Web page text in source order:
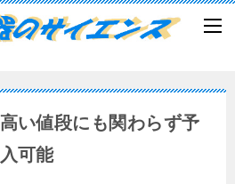
い値段にも関わらず予
可能